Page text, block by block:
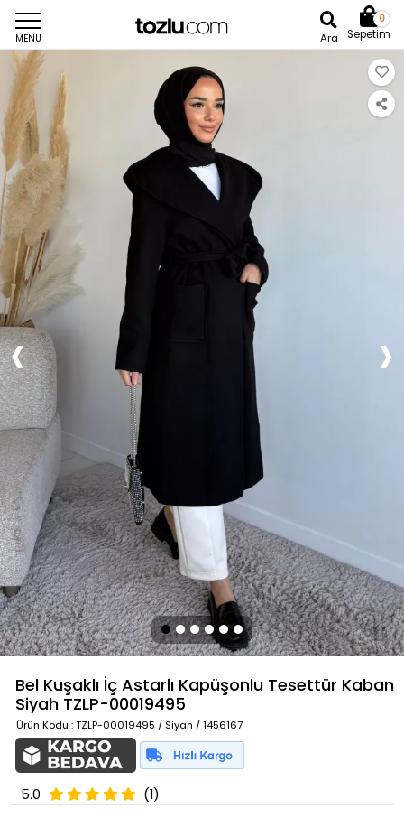
MENU Ara
0
Sepetim
Bel Kuşaklı İç Astarlı Kapüşonlu Tesettür Kaban
Siyah TZLP-00019495
Ürün Kodu : TZLP-00019495 / Siyah / 1456167
5.0 (1)